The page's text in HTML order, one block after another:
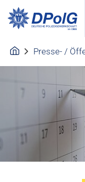
Presse- /